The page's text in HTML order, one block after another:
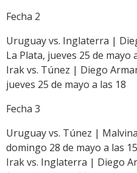
Fecha 2
Uruguay vs. Inglaterra |
La Plata, jueves 25 de mayo
Irak vs. Túnez | Diego
jueves 25 de mayo a las 18
Fecha 3
Uruguay vs. Túnez |
domingo 28 de mayo a las 15
Irak vs. Inglaterra | Diego